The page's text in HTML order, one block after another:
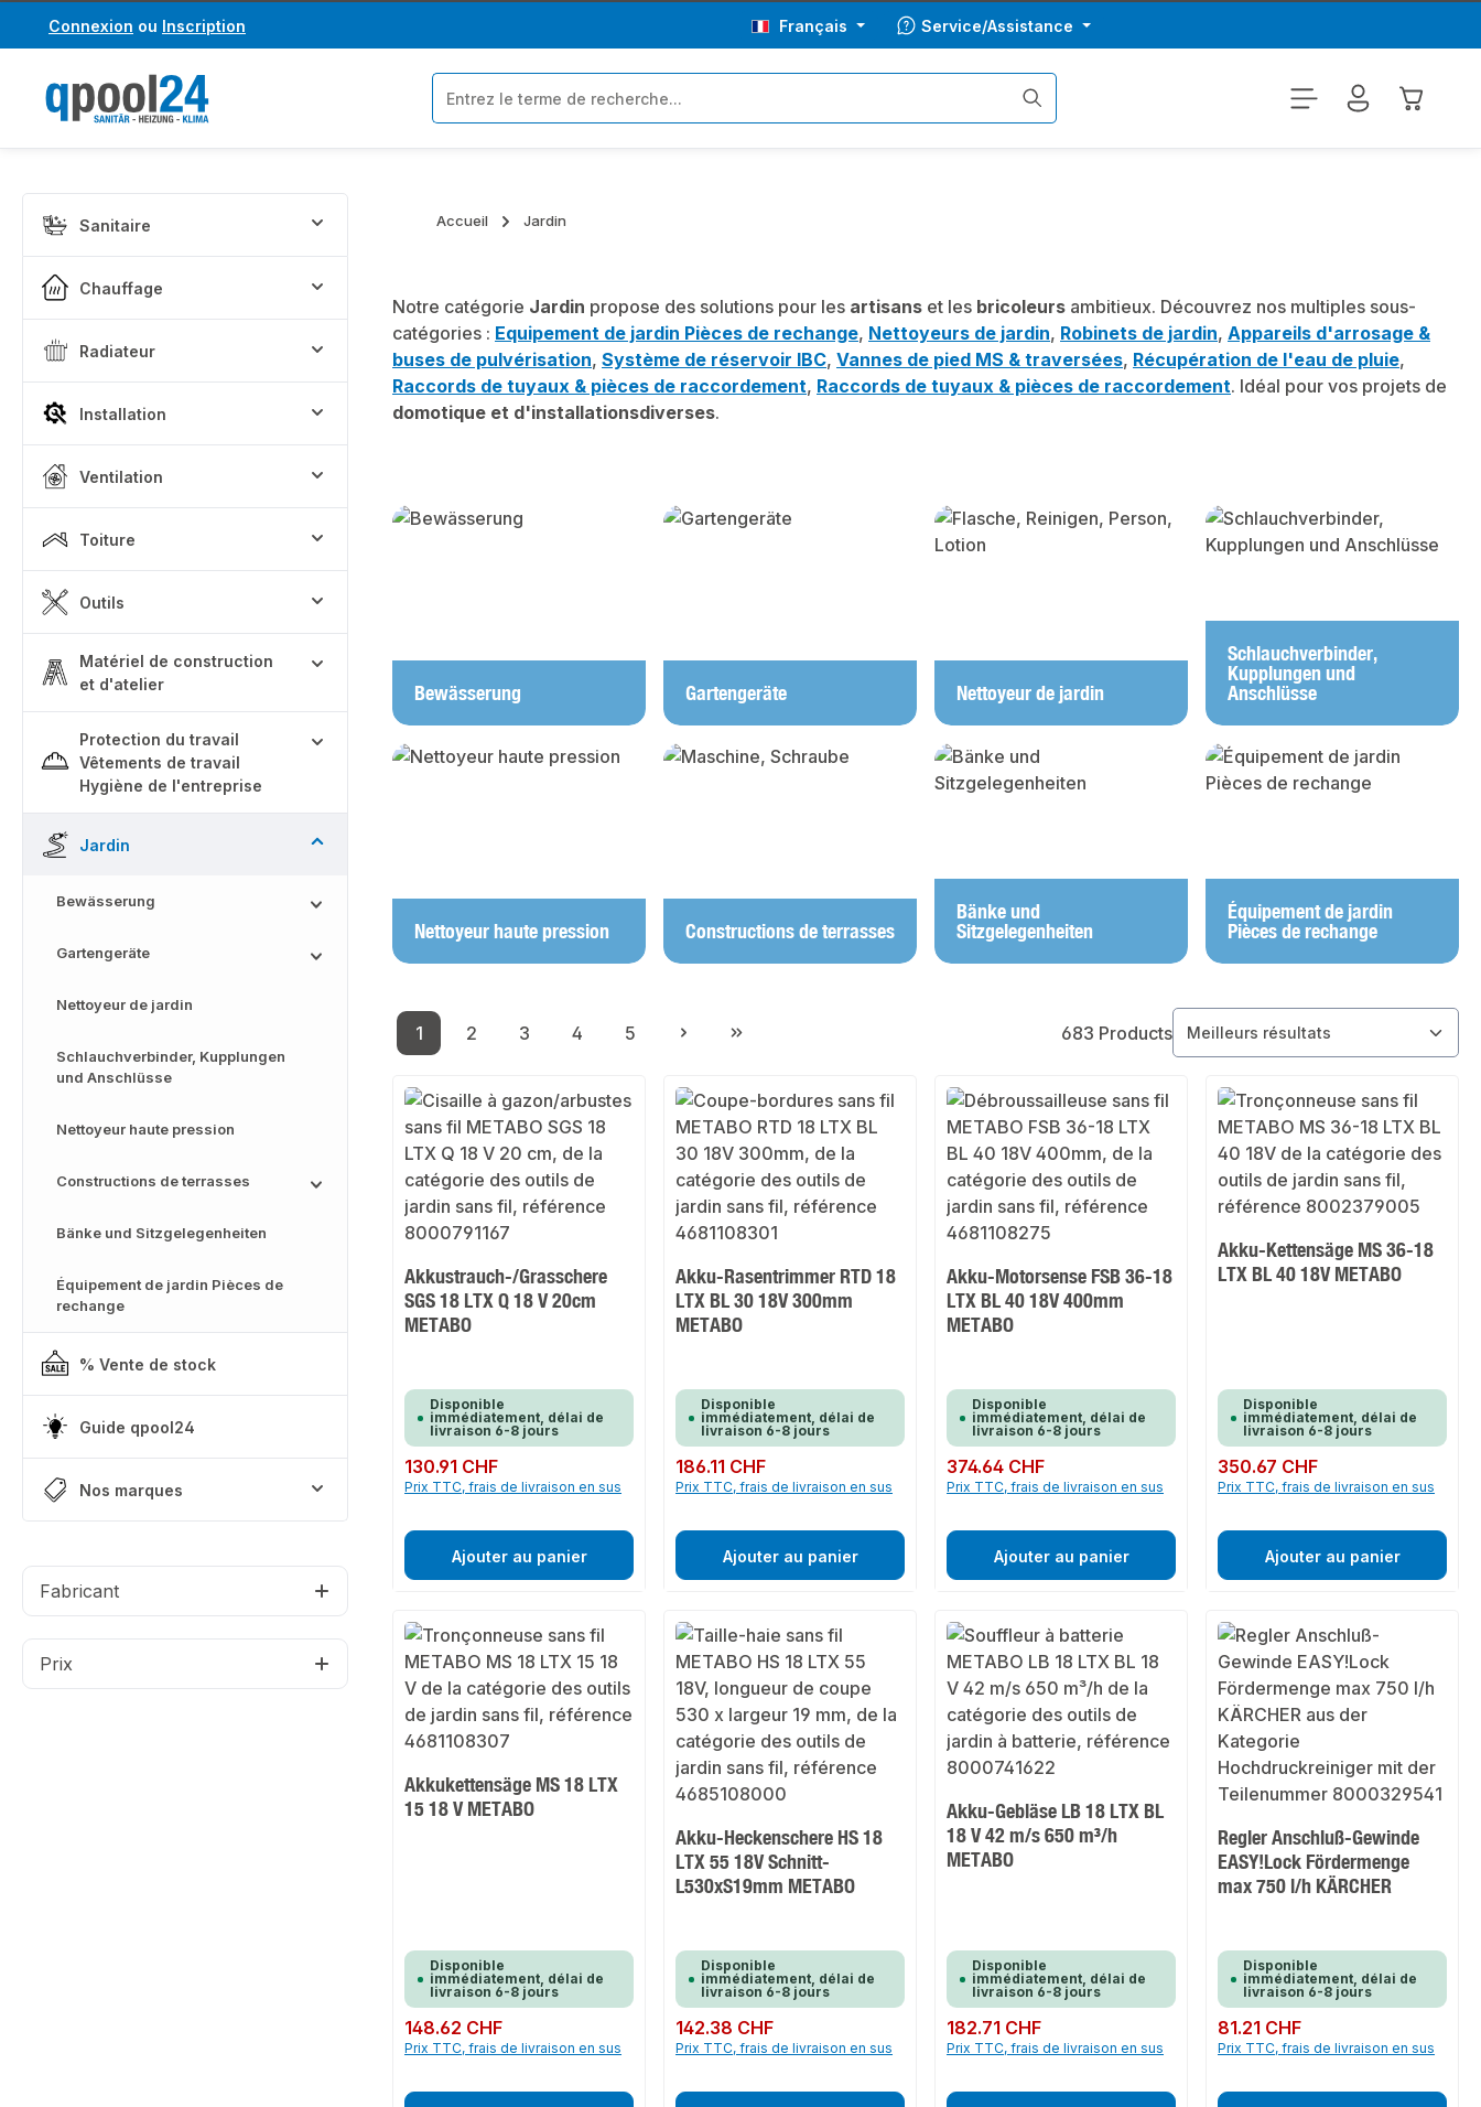
au contenu principal
Passer à la recherche
Connexion ou Inscription Français Service/Assistance
Le
Sanitaire
Chauffage
Radiateur
Installation
Ventilation
Toiture
Outils
Matériel de construction
et d'atelier
Protection du travail
Vêtements de travail
Hygiène de l'entreprise
Jardin
Bewässerung
Gartengeräte
Nettoyeur de jardin
Schlauchverbinder, Kupplungen
und Anschlüsse
Nettoyeur haute pression
Constructions de terrasses
Bänke und Sitzgelegenheiten
Équipement de jardin Pièces de
rechange
% Vente de stock
Guide qpool24
Nos marques
Fabricant
Prix
Accueil Jardin
Notre catégorie Jardin propose des solutions pour les artisans et les bricoleurs ambitieux. Découvrez nos multiples sous-
catégories : Equipement de jardin Pièces de rechange, Nettoyeurs de jardin, Robinets de jardin, Appareils d'arrosage &
buses de pulvérisation, Système de réservoir IBC, Vannes de pied MS & traversées, Récupération de l'eau de pluie,
Raccords de tuyaux & pièces de raccordement, Raccords de tuyaux & pièces de raccordement. Idéal pour vos projets de
domotique et d'installationsdiverses.
Skip category gallery
Bewässerung Gartengeräte Nettoyeur de jardin
Schlauchverbinder,
Kupplungen und
Anschlüsse
Nettoyeur haute pression Constructions de terrasses
Bänke und
Sitzgelegenheiten
Équipement de jardin
Pièces de rechange
Page
1
Page
2
Page
3
Page
4
Page
5 683 Products
Akkustrauch-/Grasschere
SGS 18 LTX Q 18 V 20cm
METABO
Disponible
immédiatement, délai de
livraison 6-8 jours
Prix régulier :
130.91 CHF
Prix TTC, frais de livraison en sus
Ajouter au panier
Akku-Rasentrimmer RTD 18
LTX BL 30 18V 300mm
METABO
Disponible
immédiatement, délai de
livraison 6-8 jours
Prix régulier :
186.11 CHF
Prix TTC, frais de livraison en sus
Ajouter au panier
Akku-Motorsense FSB 36-18
LTX BL 40 18V 400mm
METABO
Disponible
immédiatement, délai de
livraison 6-8 jours
Prix régulier :
374.64 CHF
Prix TTC, frais de livraison en sus
Ajouter au panier
Akku-Kettensäge MS 36-18
LTX BL 40 18V METABO
Disponible
immédiatement, délai de
livraison 6-8 jours
Prix régulier :
350.67 CHF
Prix TTC, frais de livraison en sus
Ajouter au panier
Akkukettensäge MS 18 LTX
15 18 V METABO
Disponible
immédiatement, délai de
livraison 6-8 jours
Prix régulier :
148.62 CHF
Prix TTC, frais de livraison en sus
Akku-Heckenschere HS 18
LTX 55 18V Schnitt-
L530xS19mm METABO
Disponible
immédiatement, délai de
livraison 6-8 jours
Prix régulier :
142.38 CHF
Prix TTC, frais de livraison en sus
Akku-Gebläse LB 18 LTX BL
18 V 42 m/s 650 m³/h
METABO
Disponible
immédiatement, délai de
livraison 6-8 jours
Prix régulier :
182.71 CHF
Prix TTC, frais de livraison en sus
Regler Anschluß-Gewinde
EASY!Lock Fördermenge
max 750 l/h KÄRCHER
Disponible
immédiatement, délai de
livraison 6-8 jours
Prix régulier :
81.21 CHF
Prix TTC, frais de livraison en sus